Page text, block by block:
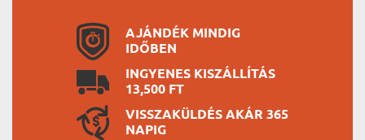
AJÁNDÉK MINDIG
IDŐBEN
INGYENES KISZÁLLÍTÁS
13,500 FT
VISSZAKÜLDÉS AKÁR 365
NAPIG